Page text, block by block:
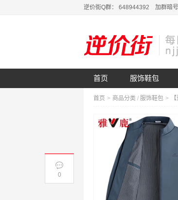
逆价街Q群： 648944392 加群暗
首页 服饰鞋包
首页 > 商品分类 / 服饰鞋包 >
0